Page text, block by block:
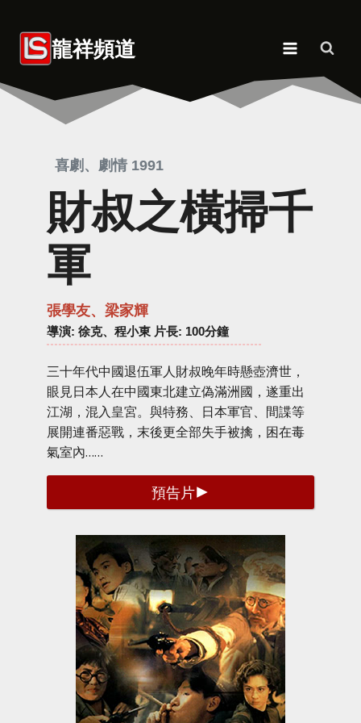
content 龍祥頻道
喜劇、劇情 1991
財叔之橫掃千
軍
張學友、梁家輝
導演: 徐克、程小東 片長: 100分鐘
三十年代中國退伍軍人財叔晚年時懸壺濟世，
眼見日本人在中國東北建立偽滿洲國，遂重出
江湖，混入皇宮。與特務、日本軍官、間諜等
展開連番惡戰，末後更全部失手被擒，困在毒
氣室內……
預告片